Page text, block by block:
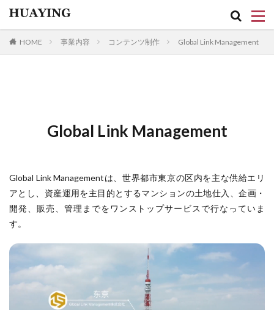
HOME 事業内容 コンテンツ制作 Global Link Management
Global Link Management
Global Link Managementは、世界都市東京の区内を主な供給エリ
アとし、資産運用を主目的とするマンションの土地仕入、企画・
開発、販売、管理までをワンストップサービスで行なっていま
す。
キーワード
検索